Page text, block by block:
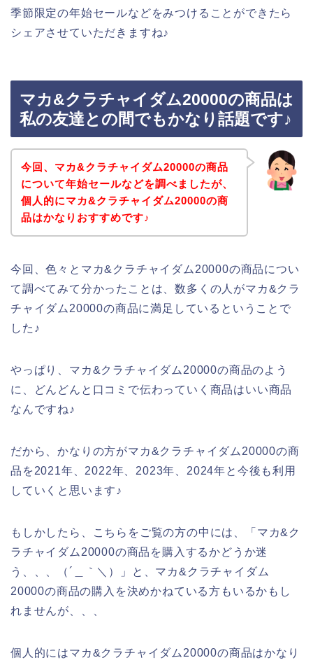
季節限定の年始セールなどをみつけることができたら
シェアさせていただきますね♪
マカ&クラチャイダム20000の商品は
私の友達との間でもかなり話題です♪
今回、マカ&クラチャイダム20000の商品
について年始セールなどを調べましたが、
個人的にマカ&クラチャイダム20000の商
品はかなりおすすめです♪
今回、色々とマカ&クラチャイダム20000の商品につい
て調べてみて分かったことは、数多くの人がマカ&クラ
チャイダム20000の商品に満足しているということで
した♪
やっぱり、マカ&クラチャイダム20000の商品のよう
に、どんどんと口コミで伝わっていく商品はいい商品
なんですね♪
だから、かなりの方がマカ&クラチャイダム20000の商
品を2021年、2022年、2023年、2024年と今後も利用
していくと思います♪
もしかしたら、こちらをご覧の方の中には、「マカ&ク
ラチャイダム20000の商品を購入するかどうか迷
う、、、（´＿｀＼）」と、マカ&クラチャイダム
20000の商品の購入を決めかねている方もいるかもし
れませんが、、、
個人的にはマカ&クラチャイダム20000の商品はかなり